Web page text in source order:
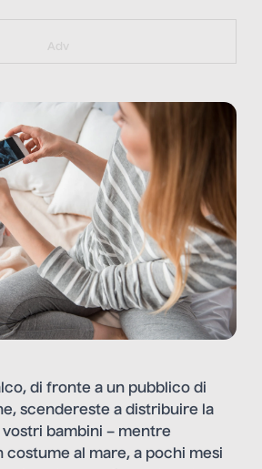
Adv
di fronte a un pubblico di
scendereste a distribuire la
bambini – mentre
costume al mare, a pochi mesi